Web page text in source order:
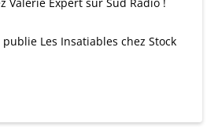
publie Les Insatiables chez Stock